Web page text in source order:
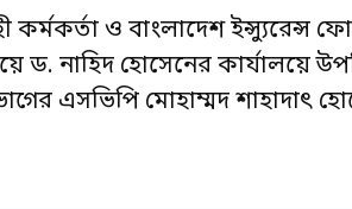
কর্মকর্তা ও বাংলাদেশ
ড. নাহিদ হোসেনের কার্যালয়ে
এসভিপি মোহাম্মদ শাহাদাৎ